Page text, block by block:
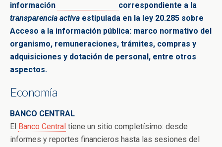
información
correspondiente a la
transparencia activa estipulada en la ley 20.285 sobre
Acceso a la información pública: marco normativo del
organismo, remuneraciones, trámites, compras y
adquisiciones y dotación de personal, entre otros
aspectos.
Economía
BANCO CENTRAL
El Banco Central tiene un sitio completísimo: desde
informes y reportes financieros hasta las sesiones del